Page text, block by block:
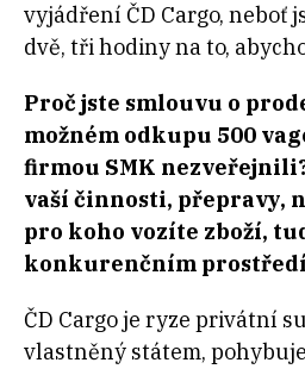
vyjádření ČD Cargo, neboť
dvě, tři hodiny na to,
Proč jste smlouvu o
možném odkupu 500
firmou SMK
vaší činnosti, přepravy,
pro koho vozíte zboží,
konkurenčním
ČD Cargo je ryze privátní
vlastněný státem,